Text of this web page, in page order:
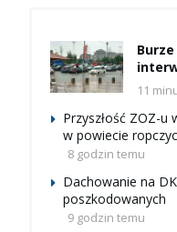
11
Przyszłość ZOZ-u
w powiecie
8 godzin temu
Dachowanie na
poszkodowanych
9 godzin temu